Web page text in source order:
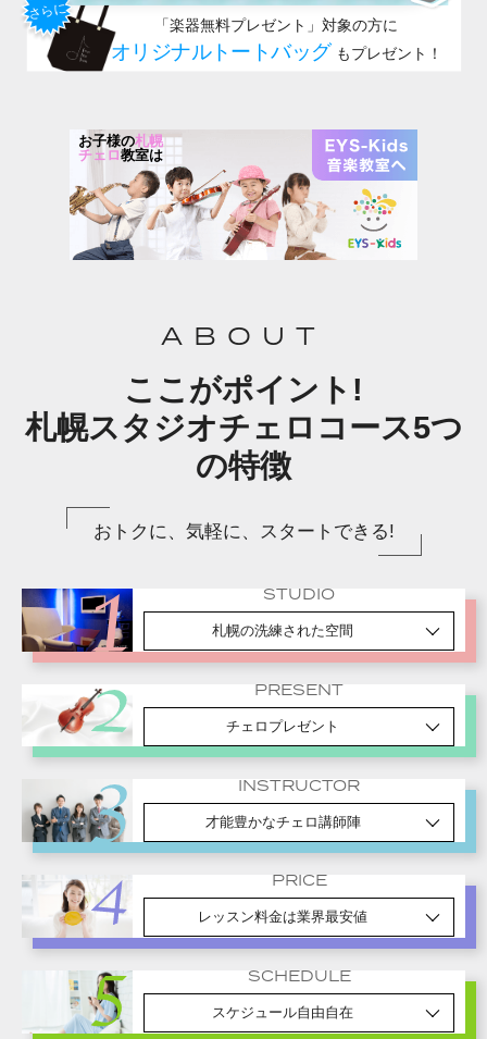
お子様の札幌
チェロ教室は
ABOUT
ここがポイント!
札幌スタジオチェロコース5つ
の特徴
おトクに、気軽に、スタートできる!
STUDIO
札幌の洗練された空間
PRESENT
チェロプレゼント
INSTRUCTOR
才能豊かなチェロ講師陣
PRICE
レッスン料金は業界最安値
SCHEDULE
スケジュール自由自在